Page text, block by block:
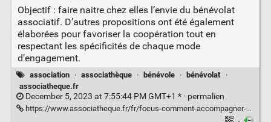
Objectif : faire naitre chez elles l’envie du bénévolat
associatif. D’autres propositions ont été également
élaborées pour favoriser la coopération tout en
respectant les spécificités de chaque mode
d’engagement.
association · associathèque · bénévole · bénévolat
·
associatheque.fr
December 5, 2023 at 7:55:44 PM GMT+1 * · permalien
https://www.associatheque.fr/fr/focus-comment-accompagner-premiers-pas-vers-benevolat-associatif.html